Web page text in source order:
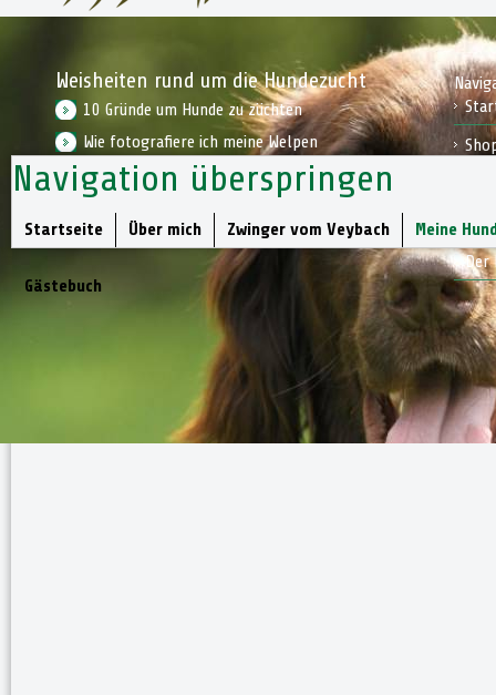
Navigation überspringen
Startseite Über mich Zwinger vom Veybach Meine
Gästebuch
Weisheiten rund um die Hundezucht
10 Gründe um Hunde zu züchten
Wie fotografiere ich meine Welpen
Wie bereite ich mich auf einen Welpen vor
Der